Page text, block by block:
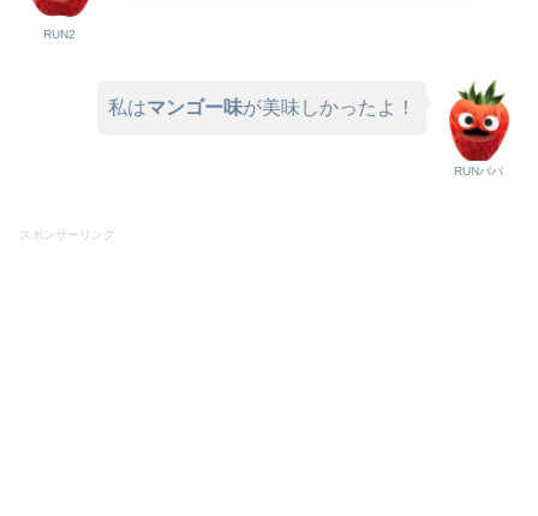
RUN2
RUNパパ
私はマンゴー味が美味しかったよ！
スポンサーリンク